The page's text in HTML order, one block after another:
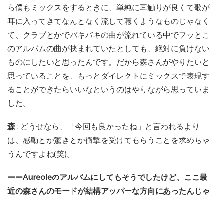
ら僕もミックスをするときに、単純に耳触りが良くて歌が
耳に入ってきてなんとなく流して聴くようなものじゃなく
て、クラブとかでバキバキの曲が流れている中でフッとこ
のアルバムの曲が挟まれていたとしても、絶対に負けない
ものにしたいと思ったんです。だから森さんがやりたいと
思っていることを、もっとダイレクトにミックスで表現す
ることができたらいいなというのはやりながら思っていま
した。
森 : どうせなら、「今回も良かったね」と言われるより
は、感動とか驚きとか衝撃を受けてもらうことを求めちゃ
うんですよね(笑)。
ーーAureoleのアルバムにしてもそうでしたけど、ここ最
近の森さんのモードが結構アッパーな方向にあったんじゃ